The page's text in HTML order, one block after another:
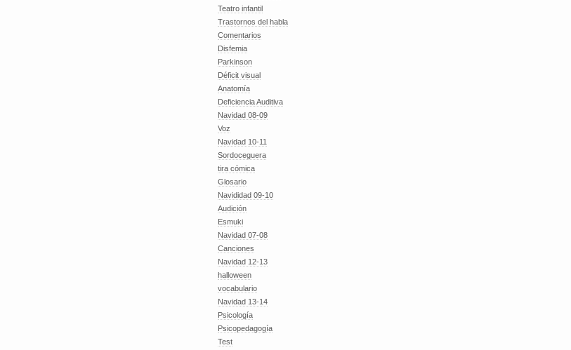
Teatro infantil
Trastornos del habla
Comentarios
Disfemia
Parkinson
Déficit visual
Anatomía
Deficiencia Auditiva
Navidad 08-09
Voz
Navidad 10-11
Sordoceguera
tira cómica
Glosario
Navididad 09-10
Audición
Esmuki
Navidad 07-08
Canciones
Navidad 12-13
halloween
vocabulario
Navidad 13-14
Psicología
Psicopedagogía
Test